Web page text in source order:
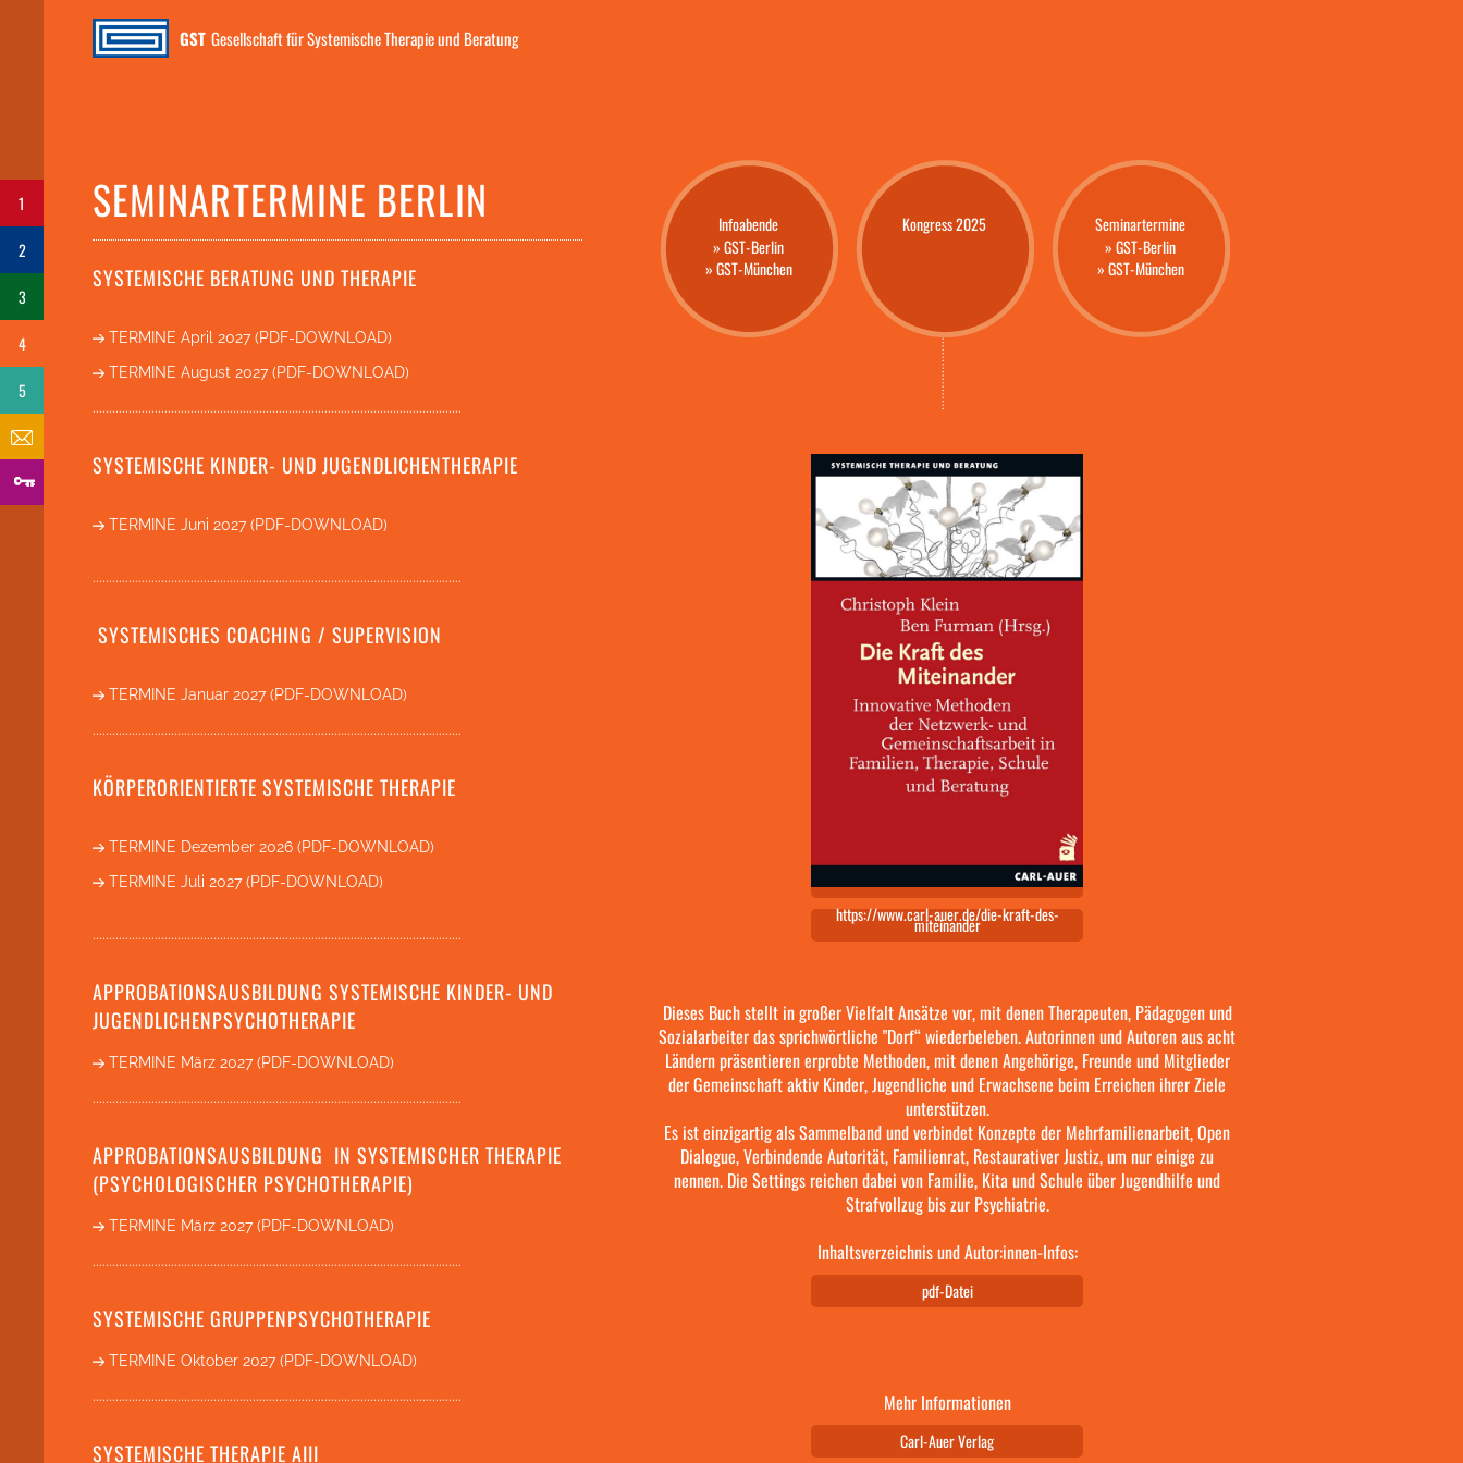
1
2
3
4
5
GST Gesellschaft für Systemische Therapie und Beratung
SEMINARTERMINE BERLIN
SYSTEMISCHE BERATUNG UND THERAPIE
TERMINE April 2027 (PDF-DOWNLOAD)
TERMINE August 2027 (PDF-DOWNLOAD)
.................................................................................................................
SYSTEMISCHE KINDER- UND JUGENDLICHENTHERAPIE
TERMINE Juni 2027 (PDF-DOWNLOAD)
.................................................................................................................
SYSTEMISCHES COACHING / SUPERVISION
TERMINE Januar 2027 (PDF-DOWNLOAD)
.................................................................................................................
KÖRPERORIENTIERTE SYSTEMISCHE THERAPIE
TERMINE Dezember 2026 (PDF-DOWNLOAD)
TERMINE Juli 2027 (PDF-DOWNLOAD)
.................................................................................................................
APPROBATIONSAUSBILDUNG SYSTEMISCHE KINDER- UND
JUGENDLICHENPSYCHOTHERAPIE
TERMINE März 2027 (PDF-DOWNLOAD)
.................................................................................................................
APPROBATIONSAUSBILDUNG IN SYSTEMISCHER THERAPIE
(PSYCHOLOGISCHER PSYCHOTHERAPIE)
TERMINE März 2027 (PDF-DOWNLOAD)
.................................................................................................................
SYSTEMISCHE GRUPPENPSYCHOTHERAPIE
TERMINE Oktober 2027 (PDF-DOWNLOAD)
.................................................................................................................
SYSTEMISCHE THERAPIE AIII
Infoabende
» GST-Berlin
» GST-München
Kongress 2025
Seminartermine
» GST-Berlin
» GST-München
https://www.carl-auer.de/die-kraft-des-
miteinander
Dieses Buch stellt in großer Vielfalt Ansätze vor, mit denen Therapeuten, Pädagogen und
Sozialarbeiter das sprichwörtliche "Dorf“ wiederbeleben. Autorinnen und Autoren aus acht
Ländern präsentieren erprobte Methoden, mit denen Angehörige, Freunde und Mitglieder
der Gemeinschaft aktiv Kinder, Jugendliche und Erwachsene beim Erreichen ihrer Ziele
unterstützen.
Es ist einzigartig als Sammelband und verbindet Konzepte der Mehrfamilienarbeit, Open
Dialogue, Verbindende Autorität, Familienrat, Restaurativer Justiz, um nur einige zu
nennen. Die Settings reichen dabei von Familie, Kita und Schule über Jugendhilfe und
Strafvollzug bis zur Psychiatrie.
Inhaltsverzeichnis und Autor:innen-Infos:
pdf-Datei
Mehr Informationen
Carl-Auer Verlag